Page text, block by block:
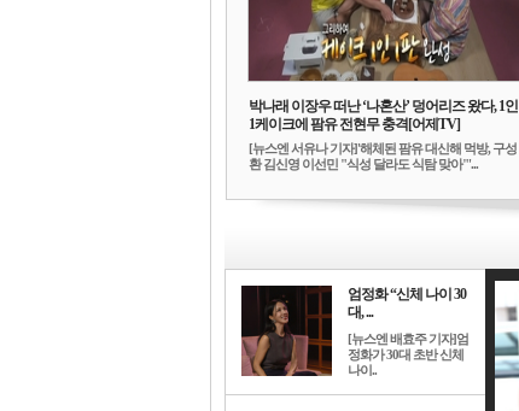
박나래 이장우 떠난 ‘나혼산’ 덩어리즈 왔다, 1인
1케이크에 팜유 전현무 충격[어제TV]
[뉴스엔 서유나 기자]'해체된 팜유 대신해 먹방, 구성
환 김신영 이선민 "식성 달라도 식탐 맞아"'...
엄정화 “신체 나이 30
대, ...
[뉴스엔 배효주 기자]엄
정화가 30대 초반 신체
나이..